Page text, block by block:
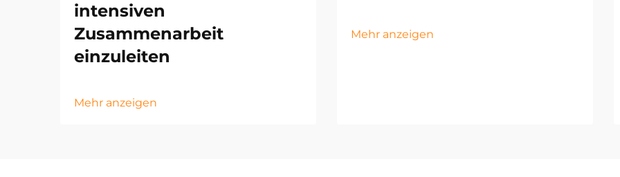
intensiven
Zusammenarbeit
einzuleiten
Mehr anzeigen
Mehr anzeigen